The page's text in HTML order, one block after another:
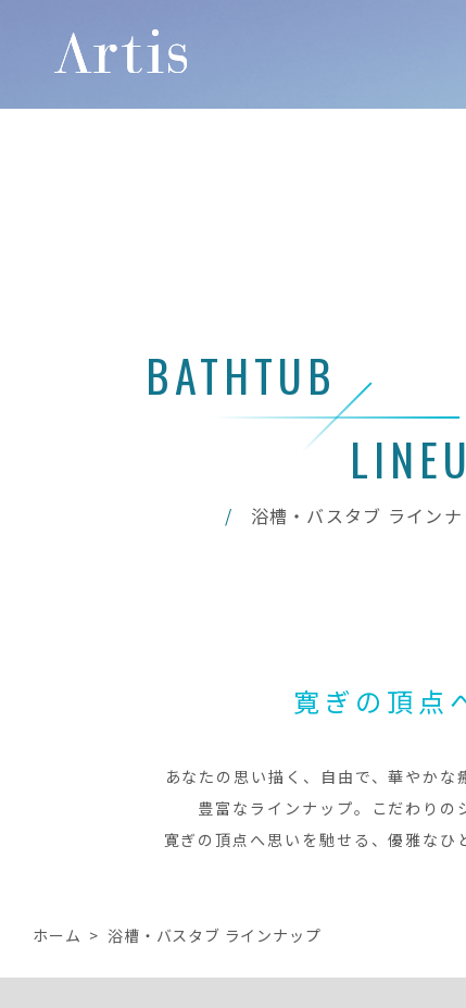
BATHTUB
浴槽・バスタブ ライン
寛ぎの頂点
あなたの思い描く、自由で、華やか
豊富なラインナップ。こだわりの
寛ぎの頂点へ思いを馳せる、優雅なひ
ホーム 浴槽・バスタブ ラインナップ